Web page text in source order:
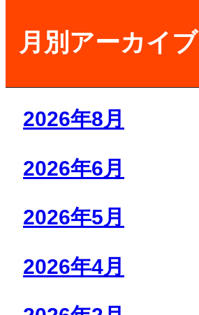
月別アーカイブ
2026年8月
2026年6月
2026年5月
2026年4月